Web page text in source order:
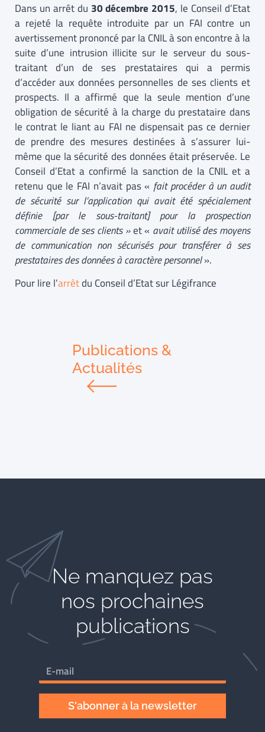
Dans un arrêt du 30 décembre 2015, le Conseil d’Etat
a rejeté la requête introduite par un FAI contre un
avertissement prononcé par la CNIL à son encontre à la
suite d’une intrusion illicite sur le serveur du sous-
traitant d’un de ses prestataires qui a permis
d’accéder aux données personnelles de ses clients et
prospects. Il a affirmé que la seule mention d’une
obligation de sécurité à la charge du prestataire dans
le contrat le liant au FAI ne dispensait pas ce dernier
de prendre des mesures destinées à s’assurer lui-
même que la sécurité des données était préservée. Le
Conseil d’Etat a confirmé la sanction de la CNIL et a
retenu que le FAI n’avait pas « fait procéder à un audit
de sécurité sur l’application qui avait été spécialement
définie [par le sous-traitant] pour la prospection
commerciale de ses clients »et « avait utilisé des moyens
de communication non sécurisés pour transférer à ses
prestataires des données à caractère personnel».
Pour lire l’arrêtdu Conseil d’Etat sur Légifrance
Publications &
Actualités
Ne manquez pas
nos prochaines
publications
S'abonner à la newsletter